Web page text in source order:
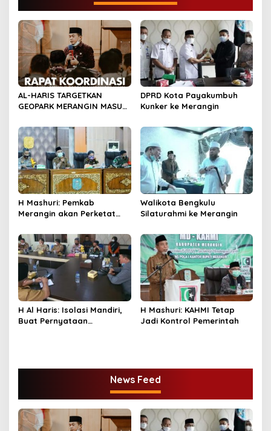
a
s
i
p
o
s
AL-HARIS TARGETKAN
GEOPARK MERANGIN MASUK
DPRD Kota Payakumbuh
Kunker ke Merangin
H Mashuri: Pemkab
Merangin akan Perketat
Walikota Bengkulu
Silaturahmi ke Merangin
H Al Haris: Isolasi Mandiri,
Buat Pernyataan
H Mashuri: KAHMI Tetap
Jadi Kontrol Pemerintah
News Feed